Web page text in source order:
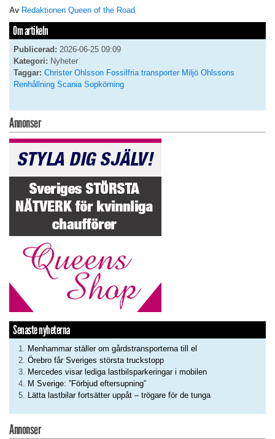
Av Redaktionen Queen of the Road
Om artikeln
Publicerad: 2026-06-25 09:09
Kategori: Nyheter
Taggar: Christer Ohlsson Fossilfria transporter Miljö Ohlssons
Renhållning Scania Sopkörning
Annonser
Senaste nyheterna
Menhammar ställer om gårdstransporterna till el
Örebro får Sveriges största truckstopp
Mercedes visar lediga lastbilsparkeringar i mobilen
M Sverige: ”Förbjud eftersupning”
Lätta lastbilar fortsätter uppåt – trögare för de tunga
Annonser